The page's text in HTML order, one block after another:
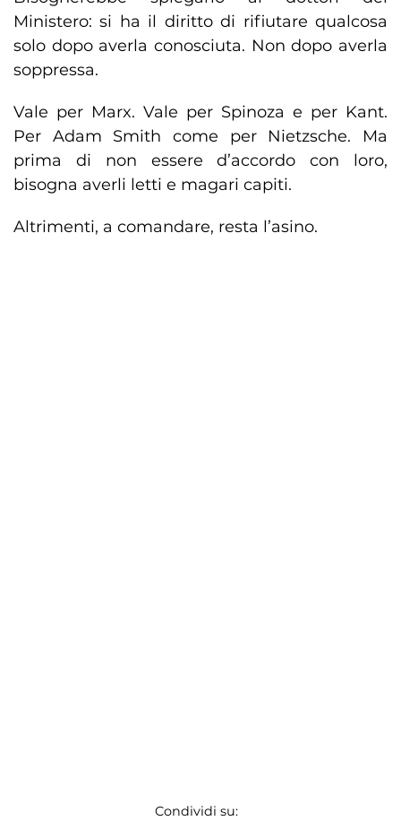
Ministero: si ha il diritto di rifiutare qualcosa
solo dopo averla conosciuta. Non dopo averla
soppressa.
Vale per Marx. Vale per Spinoza e per Kant.
Per Adam Smith come per Nietzsche. Ma
prima di non essere d’accordo con loro,
bisogna averli letti e magari capiti.
Altrimenti, a comandare, resta l’asino.
Condividi su: